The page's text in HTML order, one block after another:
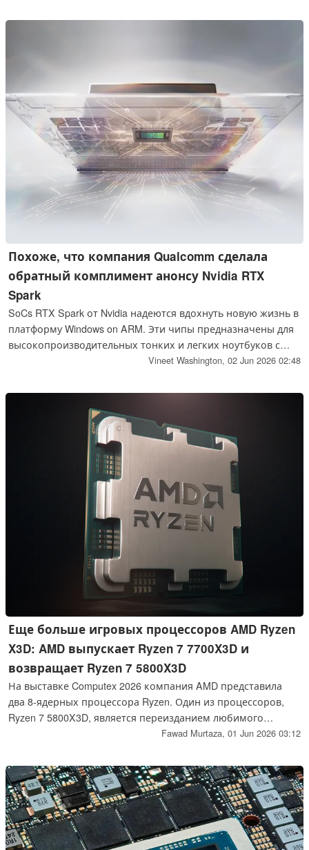
Сертифицированные комплекты 6000 МТ/с и 6400 МТ/с от
Похоже, что компания Qualcomm сделала
обратный комплимент анонсу Nvidia RTX
Spark
SoCs RTX Spark от Nvidia надеются вдохнуть новую жизнь в
платформу Windows on ARM. Эти чипы предназначены для
высокопроизводительных тонких и легких ноутбуков с
долгоиграющей батареей, чтобы конкурировать с Apple.
Vineet Washington, 02 Jun 2026 02:48
Еще больше игровых процессоров AMD Ryzen
X3D: AMD выпускает Ryzen 7 7700X3D и
возвращает Ryzen 7 5800X3D
На выставке Computex 2026 компания AMD представила
два 8-ядерных процессора Ryzen. Один из процессоров,
Ryzen 7 5800X3D, является переизданием любимого
фанатами процессора, который положил начало
Другой чип - это совершенно новый Ryzen 7 7700X3D,
основанный на архитектуре Zen 4 от AMD.
Fawad Murtaza, 01 Jun 2026 03:12